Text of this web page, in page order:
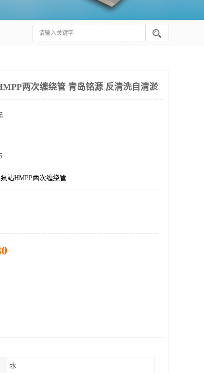
两次缠绕管 青岛铭源 反清洗自清淤
站HMPP两次缠绕管
水